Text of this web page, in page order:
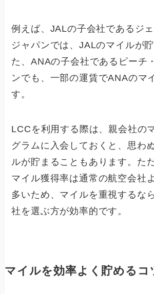
例えば、JALの子会社であるジェ
ジャパンでは、JALのマイルが
た、ANAの子会社であるピーチ
ンでも、一部の運賃でANAのマ
す。
LCCを利用する際は、親会社の
グラムに入会しておくと、思わ
ルが貯まることもあります。た
マイル獲得率は通常の航空会社
多いため、マイルを重視するな
社を選ぶ方が効率的です。
マイルを効率よく貯めるコ